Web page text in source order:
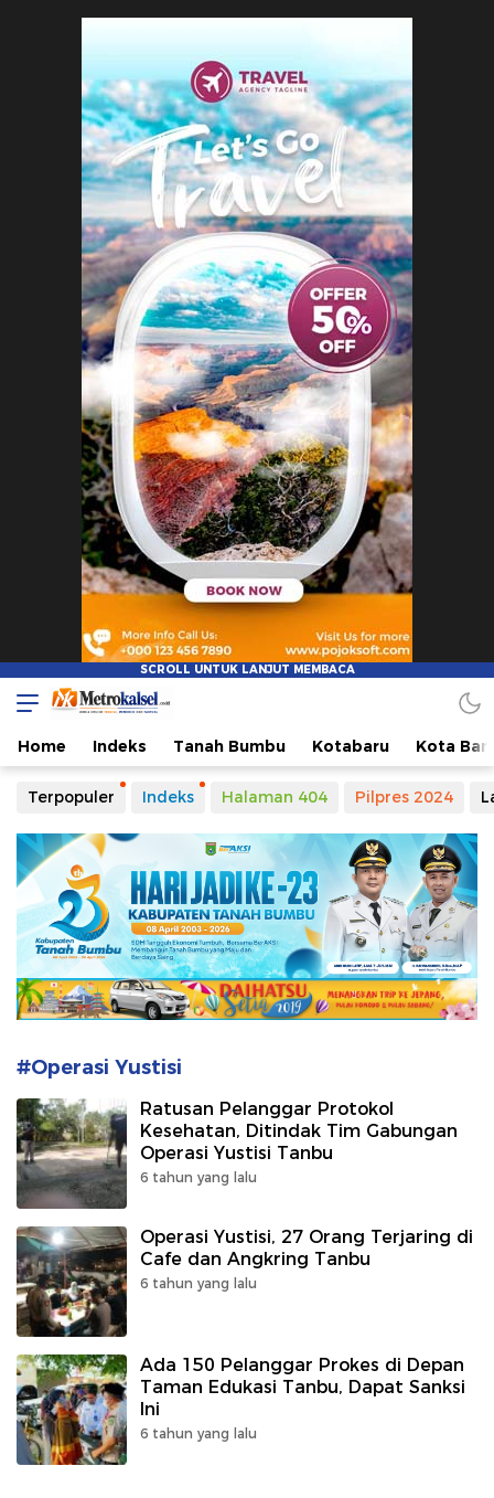
Metro Kalsel
Media Online Terkini, Faktual dan Mendidik
Home Indeks Tanah Bumbu Kotabaru Kota
Terpopuler Indeks Halaman 404 Pilpres 2024
#Operasi Yustisi
Ratusan Pelanggar Protokol
Kesehatan, Ditindak Tim Gabungan
Operasi Yustisi Tanbu
6 tahun yang lalu
Operasi Yustisi, 27 Orang Terjaring di
Cafe dan Angkring Tanbu
6 tahun yang lalu
Ada 150 Pelanggar Prokes di Depan
Taman Edukasi Tanbu, Dapat Sanksi
Ini
6 tahun yang lalu